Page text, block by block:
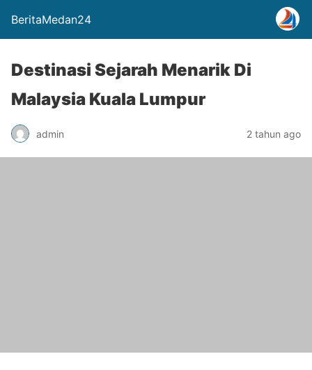
BeritaMedan24
Destinasi Sejarah Menarik Di
Malaysia Kuala Lumpur
admin 2 tahun ago